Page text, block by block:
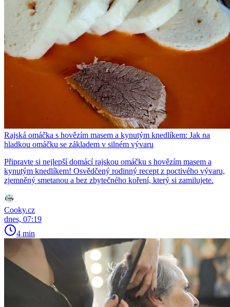
Rajská omáčka s hovězím masem a kynutým knedlíkem: Jak na
hladkou omáčku se základem v silném vývaru
Připravte si nejlepší domácí rajskou omáčku s hovězím masem a
kynutým knedlíkem! Osvědčený rodinný recept z poctivého vývaru,
zjemněný smetanou a bez zbytečného koření, který si zamilujete.
Cooky.cz
dnes, 07:19
4 min